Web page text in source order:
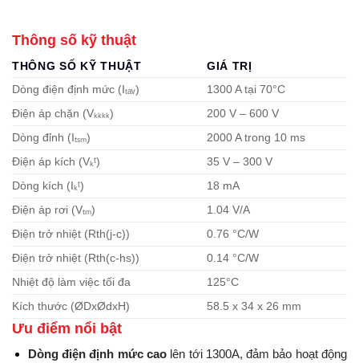
Thông số kỹ thuật
THÔNG SỐ KỸ THUẬT
GIÁ TRỊ
Dòng điện định mức (Iₜₐᵥ)
1300 A tại 70°C
Điện áp chặn (Vₖₖₖₖ)
200 V – 600 V
Dòng đỉnh (Iₜₛₘ)
2000 A trong 10 ms
Điện áp kích (Vₖᵗ)
35 V – 300 V
Dòng kích (Iₖᵗ)
18 mA
Điện áp rơi (Vₜₘ)
1.04 V/A
Điện trở nhiệt (Rth(j-c))
0.76 °C/W
Điện trở nhiệt (Rth(c-hs))
0.14 °C/W
Nhiệt độ làm việc tối đa
125°C
Kích thước (ØDxØdxH)
58.5 x 34 x 26 mm
Ưu điểm nổi bật
Dòng điện định mức caolên tới 1300A, đảm bảo hoạt động